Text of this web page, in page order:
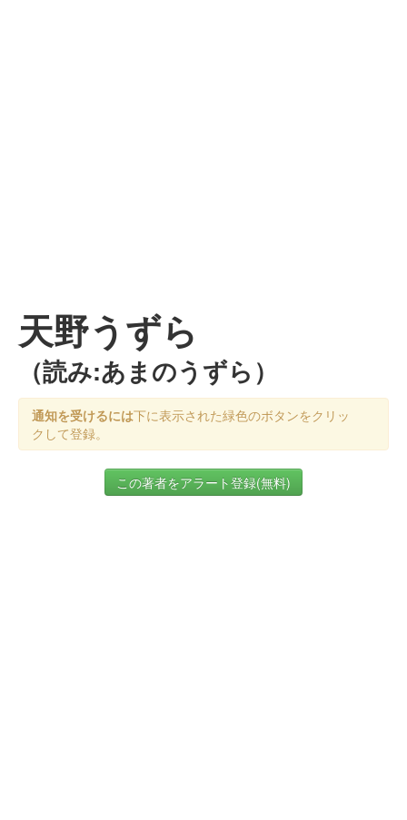
天野うずら
（読み:あまのうずら）
通知を受けるには下に表示された緑色のボタンをクリッ
クして登録。
この著者をアラート登録(無料)